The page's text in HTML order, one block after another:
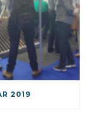
2019